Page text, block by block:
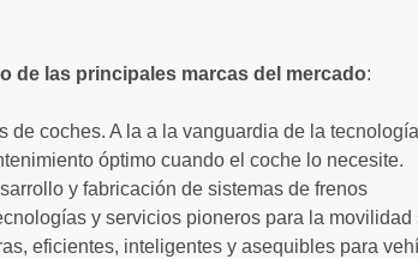
de las principales marcas del mercado:
de coches. A la a la vanguardia de la
óptimo cuando el coche lo necesite.
y fabricación de sistemas de frenos
y servicios pioneros para la movilidad
eficientes, inteligentes y asequibles para